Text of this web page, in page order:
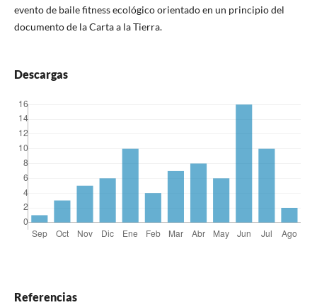
evento de baile fitness ecológico orientado en un principio del
documento de la Carta a la Tierra.
Descargas
Referencias